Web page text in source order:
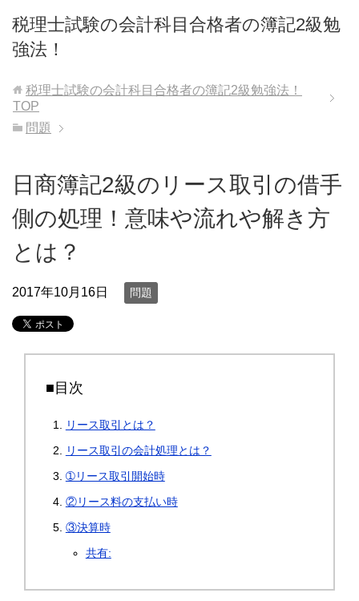
税理士試験の会計科目合格者の簿記2級勉
強法！
税理士試験の会計科目合格者の簿記2級勉強法！
TOP
問題
日商簿記2級のリース取引の借手
側の処理！意味や流れや解き方
とは？
2017年10月16日 問題
■目次
リース取引とは？
リース取引の会計処理とは？
➀リース取引開始時
②リース料の支払い時
③決算時
共有: